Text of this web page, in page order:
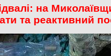
на
та реактивний